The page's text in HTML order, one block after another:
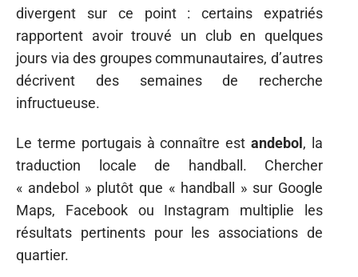
divergent sur ce point : certains expatriés
rapportent avoir trouvé un club en quelques
jours via des groupes communautaires, d’autres
décrivent des semaines de recherche
infructueuse.
Le terme portugais à connaître estandebol , la
traduction locale de handball. Chercher
« andebol » plutôt que « handball » sur Google
Maps, Facebook ou Instagram multiplie les
résultats pertinents pour les associations de
quartier.